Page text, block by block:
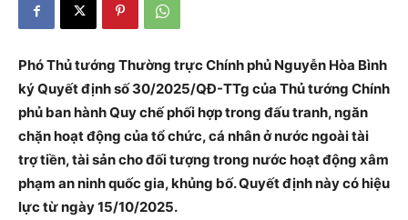
Phó Thủ tướng Thường trực Chính phủ Nguyễn Hòa Bình
ký Quyết định số 30/2025/QĐ-TTg của Thủ tướng Chính
phủ ban hành Quy chế phối hợp trong đấu tranh, ngăn
chặn hoạt động của tổ chức, cá nhân ở nước ngoài tài
trợ tiền, tài sản cho đối tượng trong nước hoạt động xâm
phạm an ninh quốc gia, khủng bố. Quyết định này có hiệu
lực từ ngày 15/10/2025.